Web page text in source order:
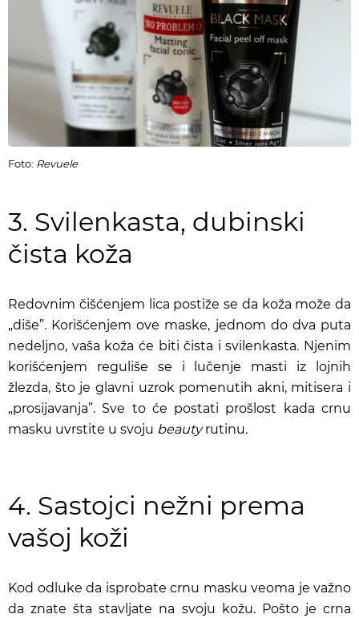
Foto: Revuele
3. Svilenkasta, dubinski
čista koža
Redovnim čišćenjem lica postiže se da koža može da
„diše”. Korišćenjem ove maske, jednom do dva puta
nedeljno, vaša koža će biti čista i svilenkasta. Njenim
korišćenjem reguliše se i lučenje masti iz lojnih
žlezda, što je glavni uzrok pomenutih akni, mitisera i
„prosijavanja”. Sve to će postati prošlost kada crnu
masku uvrstite u svoju beautyrutinu.
4. Sastojci nežni prema
vašoj koži
Kod odluke da isprobate crnu masku veoma je važno
da znate šta stavljate na svoju kožu. Pošto je crna